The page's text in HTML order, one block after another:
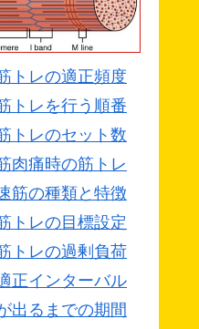
トレの適正頻度
トレを行う順番
トレのセット数
肉痛時の筋トレ
筋の種類と特徴
トレの目標設定
トレの過剰負荷
正インターバル
出るまでの期間